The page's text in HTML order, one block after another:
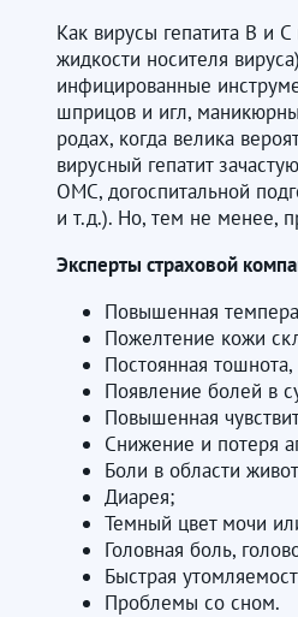
Как вирусы гепатита B и
жидкости носителя
инфицированные
шприцов и игл,
родах, когда велика
вирусный гепатит
ОМС, догоспитальной
и т.д.). Но, тем не менее,
Эксперты страховой
Повышенная
Пожелтение кожи
Постоянная тошнота,
Появление болей в
Повышенная
Снижение и потеря
Боли в области
Диарея;
Темный цвет мочи
Головная боль,
Быстрая
Проблемы со сном.